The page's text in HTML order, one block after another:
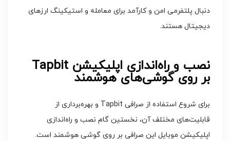
دنبال پلتفرمی امن و کارآمد برای معامله و استیکینگ ارزهای
دیجیتال هستند.
نصب و راه‌اندازی اپلیکیشن Tapbit
بر روی گوشی‌های هوشمند
برای شروع استفاده از صرافی Tapbit و بهره‌برداری از
قابلیت‌های مختلف آن، نخستین گام نصب و راه‌اندازی
اپلیکیشن موبایل این صرافی بر روی گوشی هوشمند است.